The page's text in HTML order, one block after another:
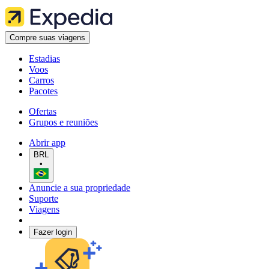
Compre suas viagens
Estadias
Voos
Carros
Pacotes
Ofertas
Grupos e reuniões
Abrir app
BRL
•
Anuncie a sua propriedade
Suporte
Viagens
Fazer login